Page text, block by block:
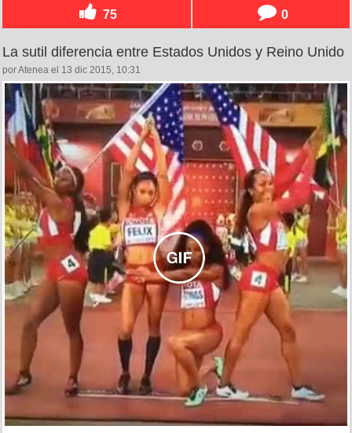
75 0
La sutil diferencia entre Estados Unidos y Reino Unido
por Atenea el 13 dic 2015, 10:31